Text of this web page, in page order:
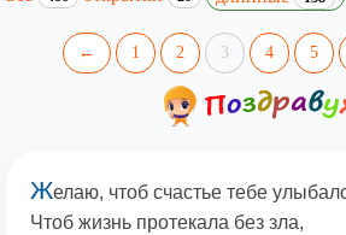
← 1 2 3 4 5
Желаю, чтоб счастье тебе
Чтоб жизнь протекала без зла,